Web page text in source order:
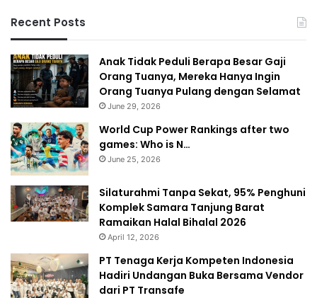
Recent Posts
Anak Tidak Peduli Berapa Besar Gaji
Orang Tuanya, Mereka Hanya Ingin
Orang Tuanya Pulang dengan Selamat
June 29, 2026
World Cup Power Rankings after two
games: Who is N…
June 25, 2026
Silaturahmi Tanpa Sekat, 95% Penghuni
Komplek Samara Tanjung Barat
Ramaikan Halal Bihalal 2026
April 12, 2026
PT Tenaga Kerja Kompeten Indonesia
Hadiri Undangan Buka Bersama Vendor
dari PT Transafe